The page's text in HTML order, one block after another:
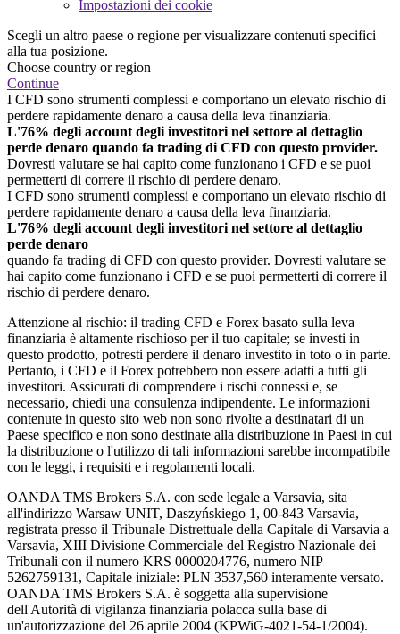
Impostazioni dei cookie
Scegli un altro paese o regione per visualizzare contenuti specifici
alla tua posizione.
Choose country or region
Continue
I CFD sono strumenti complessi e comportano un elevato rischio di
perdere rapidamente denaro a causa della leva finanziaria.
L'76% degli account degli investitori nel settore al dettaglio
perde denaro quando fa trading di CFD con questo provider.
Dovresti valutare se hai capito come funzionano i CFD e se puoi
permetterti di correre il rischio di perdere denaro.
I CFD sono strumenti complessi e comportano un elevato rischio di
perdere rapidamente denaro a causa della leva finanziaria.
L'76% degli account degli investitori nel settore al dettaglio
perde denaro
quando fa trading di CFD con questo provider. Dovresti valutare se
hai capito come funzionano i CFD e se puoi permetterti di correre il
rischio di perdere denaro.
Attenzione al rischio: il trading CFD e Forex basato sulla leva
finanziaria è altamente rischioso per il tuo capitale; se investi in
questo prodotto, potresti perdere il denaro investito in toto o in parte.
Pertanto, i CFD e il Forex potrebbero non essere adatti a tutti gli
investitori. Assicurati di comprendere i rischi connessi e, se
necessario, chiedi una consulenza indipendente. Le informazioni
contenute in questo sito web non sono rivolte a destinatari di un
Paese specifico e non sono destinate alla distribuzione in Paesi in cui
la distribuzione o l'utilizzo di tali informazioni sarebbe incompatibile
con le leggi, i requisiti e i regolamenti locali.
OANDA TMS Brokers S.A. con sede legale a Varsavia, sita
all'indirizzo Warsaw UNIT, Daszyńskiego 1, 00-843 Varsavia,
registrata presso il Tribunale Distrettuale della Capitale di Varsavia a
Varsavia, XIII Divisione Commerciale del Registro Nazionale dei
Tribunali con il numero KRS 0000204776, numero NIP
5262759131, Capitale iniziale: PLN 3537,560 interamente versato.
OANDA TMS Brokers S.A. è soggetta alla supervisione
dell'Autorità di vigilanza finanziaria polacca sulla base di
un'autorizzazione del 26 aprile 2004 (KPWiG-4021-54-1/2004).